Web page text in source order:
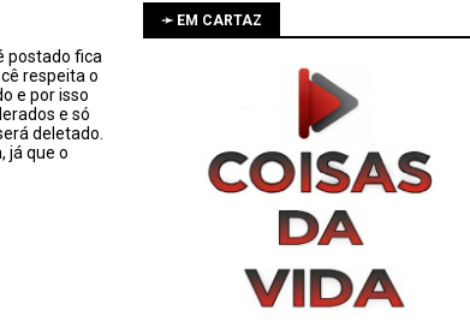
postado fica
respeita o
e por isso
e só
deletado.
já que o
➛ EM CARTAZ